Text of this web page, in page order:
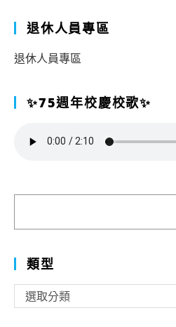
退休人員專區
退休人員專區
✨75週年校慶校歌✨
類型
型
選取分類